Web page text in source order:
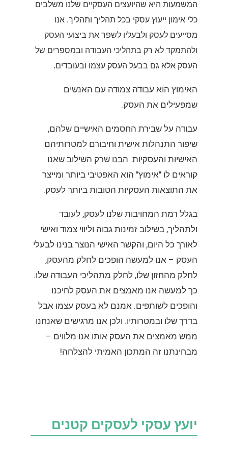
המשמעות היא שהיועצים העסקיים שלנו משלבים
כלי אימון ייעוץ עסקי בכל תהליך ותהליך. אנו
מסייעים לעסק ולבעליו לשפר את ביצועי העסק
ולהתמקד לא רק בתהליכי העבודה ובמספרים של
העסק אלא גם בבעל העסק עצמו ובעובדים.
האימוץ הוא עבודה צמודה עם האנשים
שמפעילים את העסק.
עבודה על שבירת החסמים האישיים שלהם,
שיפור התנהלות אישית וחיבורם למטרותיהם
האישיות והעסקיות. הבנו שרק השילוב שאנו
קוראים לו "אימוץ" הוא האפטיבי ביותר ומייצר
את התוצאות העסקיות הטובות ביותר לעסק.
בגלל רמת המחויבות שלנו לעסק, לעובד
ולתהליך, בשילוב זמינות גבוה וליווי צמוד ואישי
לאורך כל היום, והקשר האישי הנוצר בנינו לבעלי
העסק – אנו למעשה הופכים לחלק מהעסק,
לחלק מהחזון שלו, לחלק מתהליכי העבודה שלו.
כך למעשה אנו מאמצים את העסק לחיכנו
והופכים לשותפים. אמנם לא בעסק עצמו אבל
בדרך שלו ובמטרותיו. ולכן אנו מרגישים שאנחנו
ממש מאמצים את העסק אותו אנו מלווים –
מבחינתנו זה המתכון האמיתי להצלחה!
יועץ עסקי לעסקים קטנים